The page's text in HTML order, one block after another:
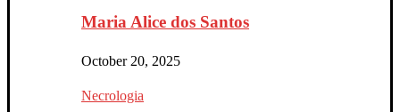
Maria Alice dos Santos
October 20, 2025
Necrologia